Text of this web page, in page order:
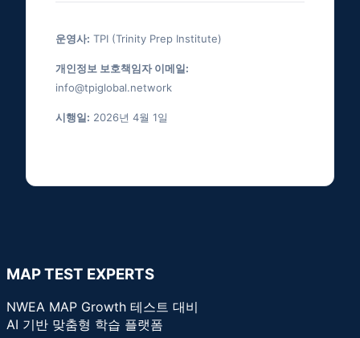
운영사: TPI (Trinity Prep Institute)
개인정보 보호책임자 이메일:
info@tpiglobal.network
시행일: 2026년 4월 1일
MAP TEST EXPERTS
NWEA MAP Growth 테스트 대비
AI 기반 맞춤형 학습 플랫폼